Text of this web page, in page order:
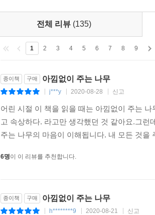
전체 리뷰 (135)
1 2 3 4 5 6 7 8 9
종이책 구매 아낌없이 주는 나무
j***y 2020-08-28 신고
어린 시절 이 책을 읽을 때는 아낌없이 주는
고 속상하다. 라고만 생각했던 것 같아요.그
주는 나무의 마음이 이해됩니다. 내 모든 것
6명이 이 리뷰를 추천합니다.
종이책 구매 아낌없이 주는 나무
h********9 2020-08-21 신고